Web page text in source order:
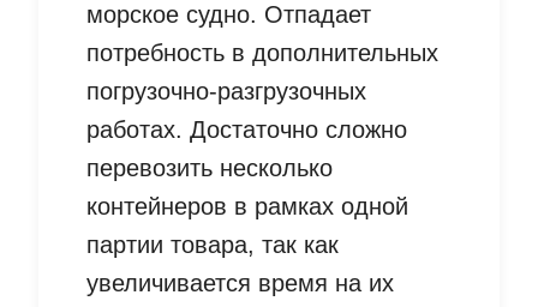
морское судно. Отпадает
потребность в дополнительных
погрузочно-разгрузочных
работах. Достаточно сложно
перевозить несколько
контейнеров в рамках одной
партии товара, так как
увеличивается время на их